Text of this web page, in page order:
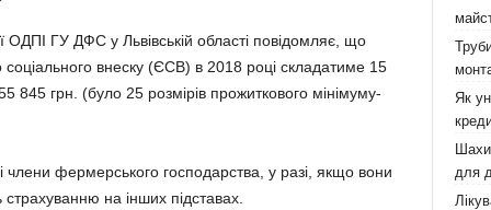
ОДПІ ГУ ДФС у Львівській області повідомляє, що
внеску (ЄСВ) в 2018 році складатиме 15
845 грн. (було 25 розмірів прожиткового мінімуму-
фермерського господарства, у разі, якщо вони
на інших підставах.
Як
для